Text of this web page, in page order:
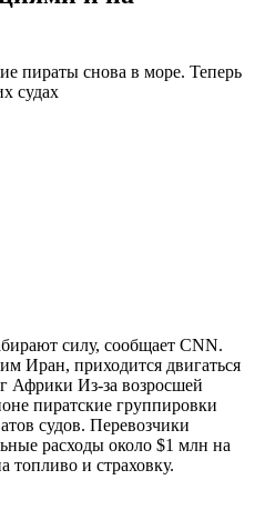
пираты снова в море. Теперь
судах
силу, сообщает CNN.
Иран, приходится двигаться
Африки Из-за возросшей
пиратские группировки
судов. Перевозчики
расходы около $1 млн на
топливо и страховку.